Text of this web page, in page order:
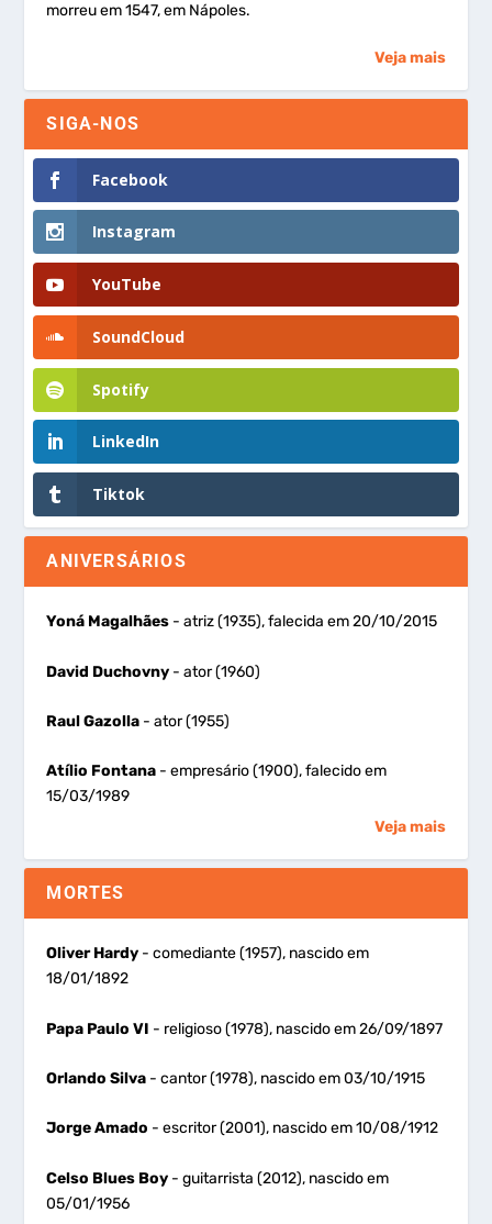
morreu em 1547, em Nápoles.
Veja mais
SIGA-NOS
Facebook
Instagram
YouTube
SoundCloud
Spotify
LinkedIn
Tiktok
ANIVERSÁRIOS
Yoná Magalhães - atriz (1935), falecida em 20/10/2015
David Duchovny - ator (1960)
Raul Gazolla - ator (1955)
Atílio Fontana - empresário (1900), falecido em
15/03/1989
Veja mais
MORTES
Oliver Hardy - comediante (1957), nascido em
18/01/1892
Papa Paulo VI - religioso (1978), nascido em 26/09/1897
Orlando Silva - cantor (1978), nascido em 03/10/1915
Jorge Amado - escritor (2001), nascido em 10/08/1912
Celso Blues Boy - guitarrista (2012), nascido em
05/01/1956